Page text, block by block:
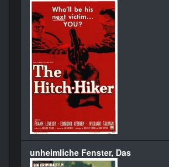
unheimliche Fenster, Das